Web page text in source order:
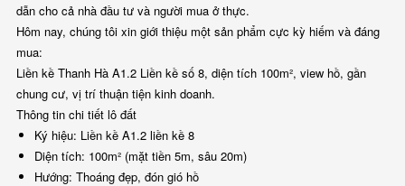
dẫn cho cả nhà đầu tư và người mua ở thực.
Hôm nay, chúng tôi xin giới thiệu một sản phẩm cực kỳ hiếm và đáng
mua:
Liền kề Thanh Hà A1.2 Liền kề số 8, diện tích 100m², view hồ, gần
chung cư, vị trí thuận tiện kinh doanh.
Thông tin chi tiết lô đất
Ký hiệu: Liền kề A1.2 liền kề 8
Diện tích: 100m² (mặt tiền 5m, sâu 20m)
Hướng: Thoáng đẹp, đón gió hồ